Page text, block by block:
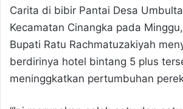
Carita di bibir Pantai Desa
Kecamatan Cinangka pada
Bupati Ratu Rachmatuzakiyah
berdirinya hotel bintang 5 plus
meninggkatkan pertumbuhan